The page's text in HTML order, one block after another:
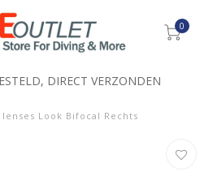
0
DIRECT VERZONDEN
Look Bifocal Rechts